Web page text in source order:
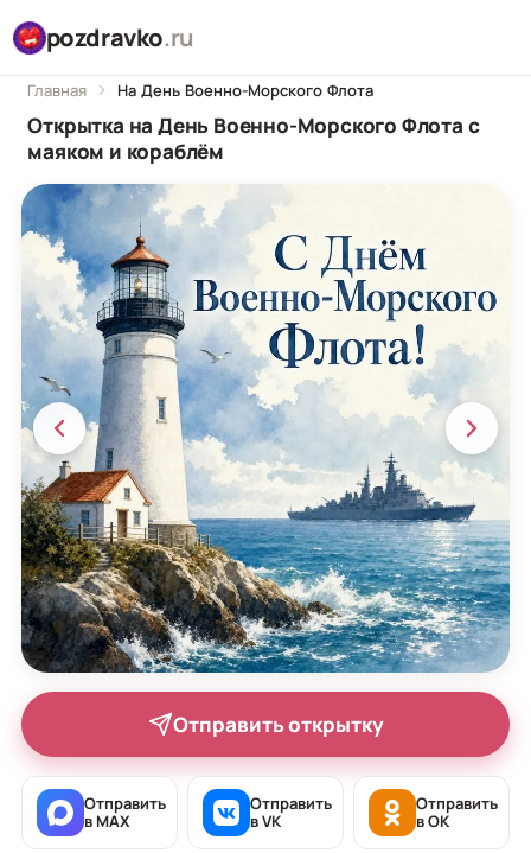
pozdravko.ru
Главная На День Военно-Морского Флота
Открытка на День Военно-Морского Флота с
маяком и кораблём
Отправить открытку
Отправить
в MAX
Отправить
в VK
Отправить
в OK